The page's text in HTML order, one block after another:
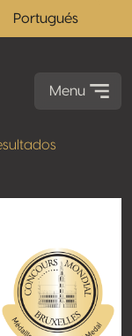
Portugués
Menu